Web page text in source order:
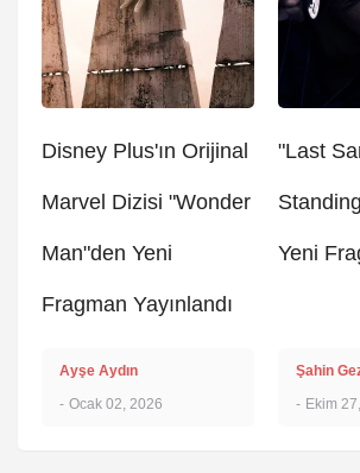
Disney Plus'ın Orijinal
Marvel Dizisi "Wonder
Man"den Yeni
Fragman Yayınlandı
Ayşe Aydın
- Ocak 02, 2026
"Last
Yeni
Şahin
- Ekim